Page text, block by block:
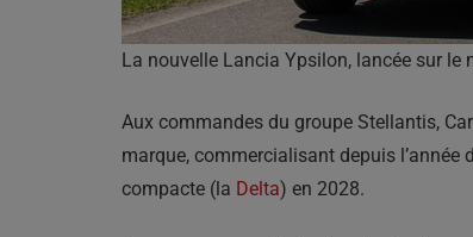
La nouvelle Lancia Ypsilon, lancée sur le
Aux commandes du groupe Stellantis,
marque, commercialisant depuis l’année
compacte (la Delta) en 2028.